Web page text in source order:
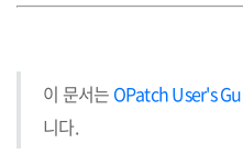
이 문서는 OPatch User's
니다.